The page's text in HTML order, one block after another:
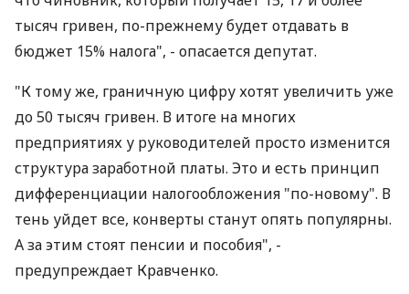
тысяч гривен, по-прежнему будет отдавать в
бюджет 15% налога", - опасается депутат.
"К тому же, граничную цифру хотят увеличить уже
до 50 тысяч гривен. В итоге на многих
предприятиях у руководителей просто изменится
структура заработной платы. Это и есть принцип
дифференциации налогообложения "по-новому". В
тень уйдет все, конверты станут опять популярны.
А за этим стоят пенсии и пособия", -
предупреждает Кравченко.